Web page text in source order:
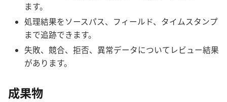
ます。
処理結果をソースパス、フィールド、タイムスタンプ
まで追跡できます。
失敗、競合、拒否、異常データについてレビュー結果
があります。
成果物